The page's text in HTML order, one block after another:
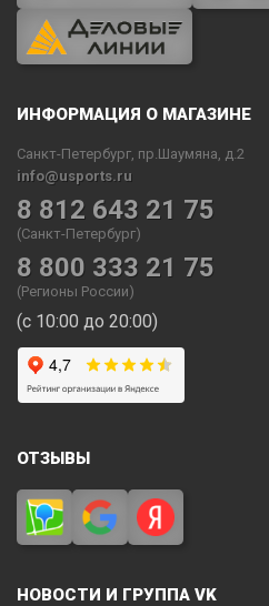
ИНФОРМАЦИЯ О МАГАЗИНЕ
Санкт-Петербург, пр.Шаумяна, д.2
info@usports.ru
8 812 643 21 75
(Санкт-Петербург)
8 800 333 21 75
(Регионы России)
(с 10:00 до 20:00)
ОТЗЫВЫ
НОВОСТИ И ГРУППА VK